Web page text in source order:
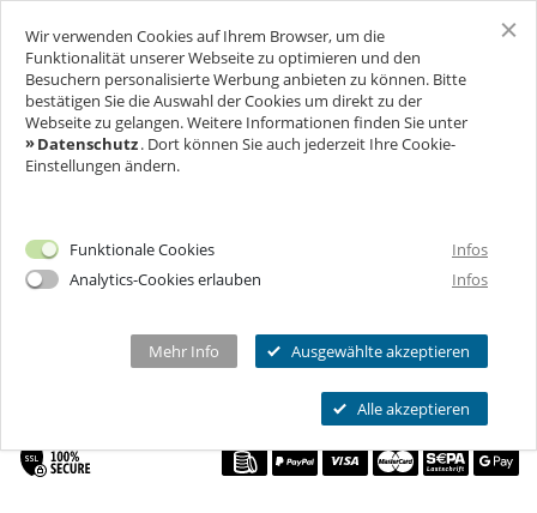
SCHLOSS FREUDENBERG
BESUCH
Ich will Euch besuchen!
Ermäßigungen
Tickets
Programmkalender
Geförderter Besuch
FÜR UNTERNEHMEN
Schlosscafé
Dein Fest
Kindergeburtstag
THEATER & KULTUR
Wanderbühne Freudenberg
Anstehende Kulturveranstaltungen
MEHR INFOS...
Öffnungszeiten
F
R
A
G
E
N
&
A
N
T
W
O
R
T
E
N
PÄDAGOGISCHE GRUPPEN
(KITAS, SCHULEN, UNIS)
SELECT A DATE
Wir verwenden Cookies auf Ihrem Browser, um die
Funktionalität unserer Webseite zu optimieren und den
Besuchern personalisierte Werbung anbieten zu können. Bitte
bestätigen Sie die Auswahl der Cookies um direkt zu der
Webseite zu gelangen. Weitere Informationen finden Sie unter
Datenschutz. Dort können Sie auch jederzeit Ihre Cookie-
Einstellungen ändern.
Funktionale Cookies
Infos
Analytics-Cookies erlauben
Infos
Mehr Info Ausgewählte akzeptieren
Alle akzeptieren